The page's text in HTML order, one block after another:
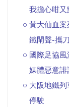
我擔心咁又
黃大仙血
鐵閘聲-攜
國際足協
媒體惡意誹
大阪地鐵
停駛